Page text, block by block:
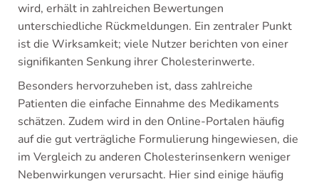
wird, erhält in zahlreichen Bewertungen
unterschiedliche Rückmeldungen. Ein zentraler Punkt
ist die Wirksamkeit; viele Nutzer berichten von einer
signifikanten Senkung ihrer Cholesterinwerte.
Besonders hervorzuheben ist, dass zahlreiche
Patienten die einfache Einnahme des Medikaments
schätzen. Zudem wird in den Online-Portalen häufig
auf die gut verträgliche Formulierung hingewiesen, die
im Vergleich zu anderen Cholesterinsenkern weniger
Nebenwirkungen verursacht. Hier sind einige häufig